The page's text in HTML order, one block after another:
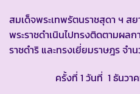
สมเด็จพระเทพรัตนราชสุดา ฯ ส
พระราชดำเนินไปทรงติดตามผล
ราชดำริ และทรงเยี่ยมราษฎร จำ
ครั้งที่ 1 วันที่ 1 ธันวาคม